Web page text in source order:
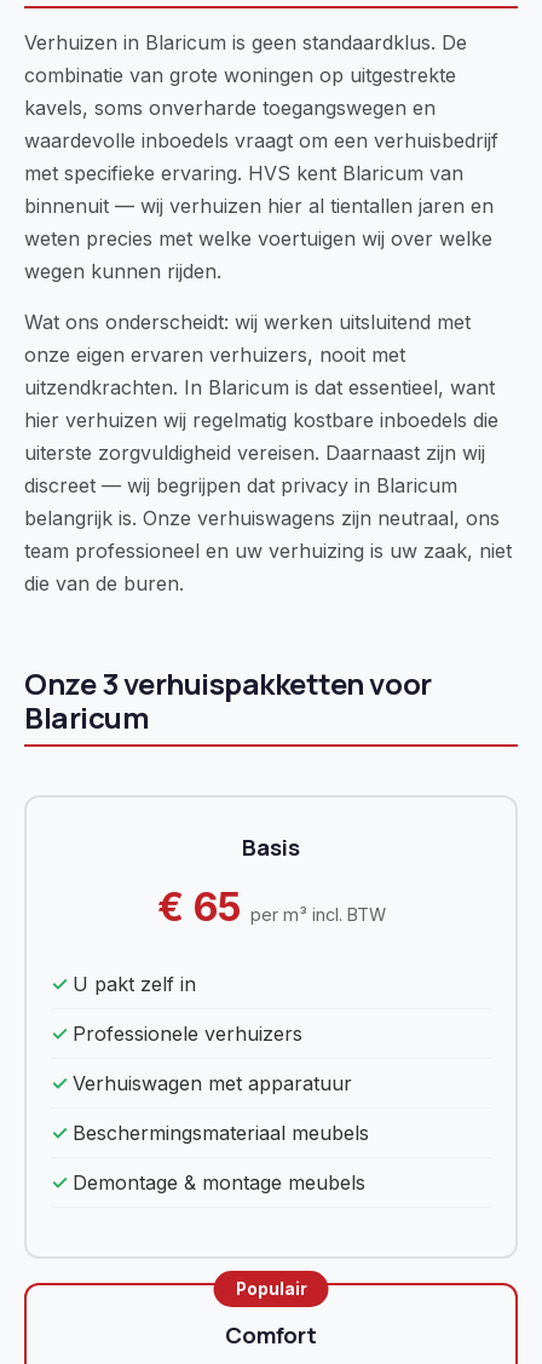
Verhuizen in Blaricum is geen standaardklus. De
combinatie van grote woningen op uitgestrekte
kavels, soms onverharde toegangswegen en
waardevolle inboedels vraagt om een verhuisbedrijf
met specifieke ervaring. HVS kent Blaricum van
binnenuit — wij verhuizen hier al tientallen jaren en
weten precies met welke voertuigen wij over welke
wegen kunnen rijden.
Wat ons onderscheidt: wij werken uitsluitend met
onze eigen ervaren verhuizers, nooit met
uitzendkrachten. In Blaricum is dat essentieel, want
hier verhuizen wij regelmatig kostbare inboedels die
uiterste zorgvuldigheid vereisen. Daarnaast zijn wij
discreet — wij begrijpen dat privacy in Blaricum
belangrijk is. Onze verhuiswagens zijn neutraal, ons
team professioneel en uw verhuizing is uw zaak, niet
die van de buren.
Onze 3 verhuispakketten voor
Blaricum
Basis
€ 65 per m³ incl. BTW
U pakt zelf in
Professionele verhuizers
Verhuiswagen met apparatuur
Beschermingsmateriaal meubels
Demontage & montage meubels
Comfort